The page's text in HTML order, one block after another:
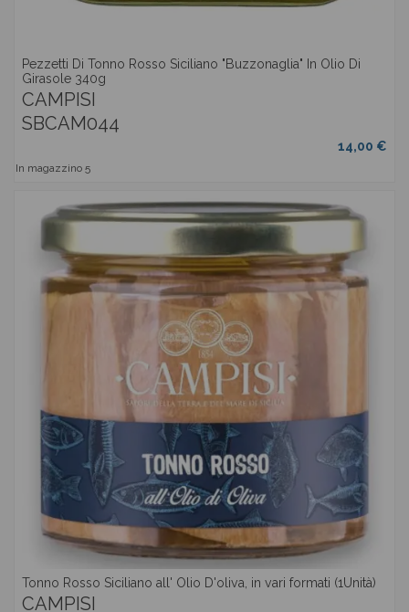
Pezzetti Di Tonno Rosso Siciliano "Buzzonaglia" In Olio Di
Girasole 340g
CAMPISI
SBCAM044
14,00 €
In magazzino 5
Tonno Rosso Siciliano all' Olio D'oliva, in vari formati (1Unità)
CAMPISI